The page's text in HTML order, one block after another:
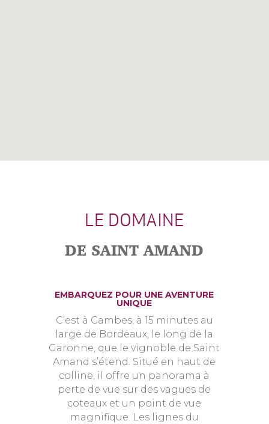
LE DOMAINE
DE SAINT AMAND
EMBARQUEZ POUR UNE AVENTURE
UNIQUE
C’est à Cambes, à 15 minutes au
large de Bordeaux, le long de la
Garonne, que le vignoble de Saint
Amand s’étend. Situé en haut de
colline, il offre un panorama à
perte de vue sur des vagues de
coteaux et un point de vue
magnifique. Les lignes du